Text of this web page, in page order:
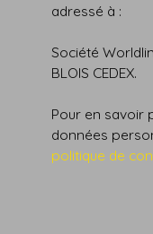
adressé à :
Société
BLOIS CEDEX.
Pour en savoir
données
politique de